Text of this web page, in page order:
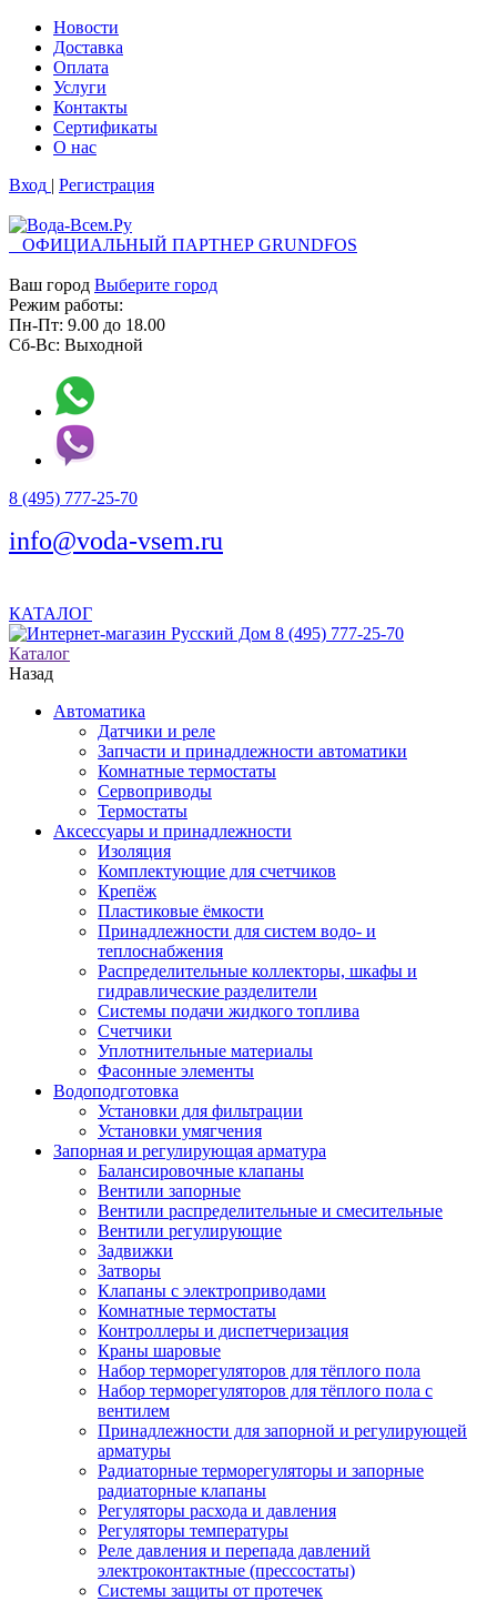
Новости
Доставка
Оплата
Услуги
Контакты
Cертификаты
О нас
Вход | Регистрация
ОФИЦИАЛЬНЫЙ ПАРТНЕР GRUNDFOS
Ваш город Выберите город
Режим работы:
Пн-Пт: 9.00 до 18.00
Сб-Вс: Выходной
8 (495) 777-25-70
info@voda-vsem.ru
КАТАЛОГ
8 (495) 777-25-70
Каталог
Назад
Автоматика
Датчики и реле
Запчасти и принадлежности автоматики
Комнатные термостаты
Сервоприводы
Термостаты
Аксессуары и принадлежности
Изоляция
Комплектующие для счетчиков
Крепёж
Пластиковые ёмкости
Принадлежности для систем водо- и
теплоснабжения
Распределительные коллекторы, шкафы и
гидравлические разделители
Системы подачи жидкого топлива
Счетчики
Уплотнительные материалы
Фасонные элементы
Водоподготовка
Установки для фильтрации
Установки умягчения
Запорная и регулирующая арматура
Балансировочные клапаны
Вентили запорные
Вентили распределительные и смесительные
Вентили регулирующие
Задвижки
Затворы
Клапаны с электроприводами
Комнатные термостаты
Контроллеры и диспетчеризация
Краны шаровые
Набор терморегуляторов для тёплого пола
Набор терморегуляторов для тёплого пола с
вентилем
Принадлежности для запорной и регулирующей
арматуры
Радиаторные терморегуляторы и запорные
радиаторные клапаны
Регуляторы расхода и давления
Регуляторы температуры
Реле давления и перепада давлений
электроконтактные (прессостаты)
Системы защиты от протечек